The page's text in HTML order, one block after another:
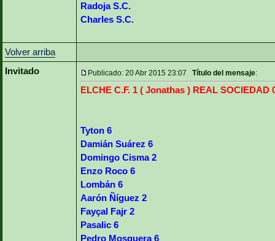
Radoja S.C.
Charles S.C.
Volver arriba
Invitado
Publicado: 20 Abr 2015 23:07 Título del mensaje:
ELCHE C.F. 1 ( Jonathas ) REAL SOCIEDAD
Tyton 6
Damián Suárez 6
Domingo Cisma 2
Enzo Roco 6
Lombán 6
Aarón Ñíguez 2
Fayçal Fajr 2
Pasalic 6
Pedro Mosquera 6